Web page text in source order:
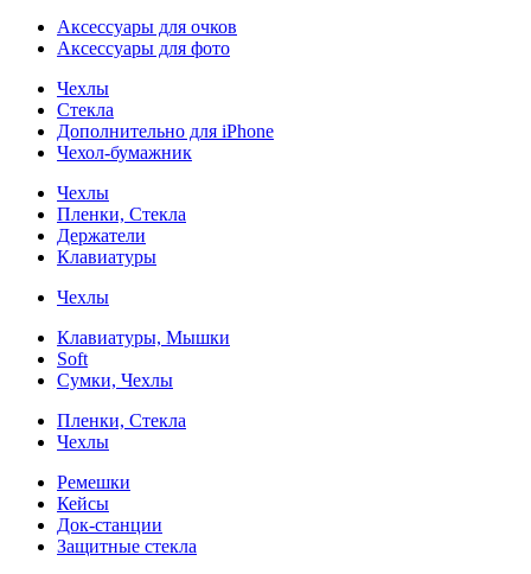
Аксессуары для очков
Аксессуары для фото
Чехлы
Стекла
Дополнительно для iPhone
Чехол-бумажник
Чехлы
Пленки, Стекла
Держатели
Клавиатуры
Чехлы
Клавиатуры, Мышки
Soft
Сумки, Чехлы
Пленки, Стекла
Чехлы
Ремешки
Кейсы
Док-станции
Защитные стекла